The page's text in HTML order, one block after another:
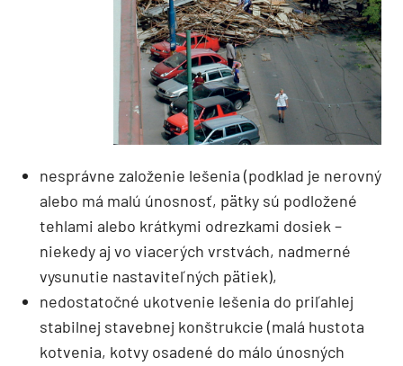
nesprávne založenie lešenia (podklad je nerovný
alebo má malú únosnosť, pätky sú podložené
tehlami alebo krátkymi odrezkami dosiek –
niekedy aj vo viacerých vrstvách, nadmerné
vysunutie nastaviteľných pätiek),
nedostatočné ukotvenie lešenia do priľahlej
stabilnej stavebnej konštrukcie (malá hustota
kotvenia, kotvy osadené do málo únosných